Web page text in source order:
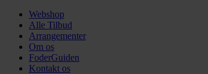
Webshop
Alle Tilbud
Arrangementer
Om os
FoderGuiden
Kontakt os